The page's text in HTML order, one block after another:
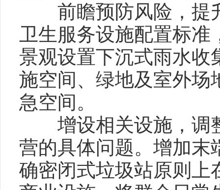
前瞻预防风险，提升
卫生服务设施配置标
景观设置下沉式雨水收
施空间、绿地及室外场
急空间。
增设相关设施，调整
营的具体问题。增加末
确密闭式垃圾站原则上